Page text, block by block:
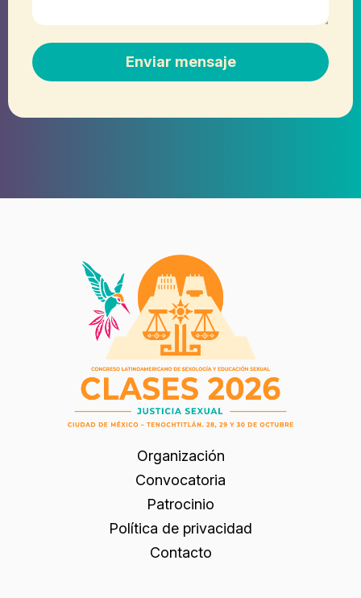
Organización
Convocatoria
Patrocinio
Política de privacidad
Contacto